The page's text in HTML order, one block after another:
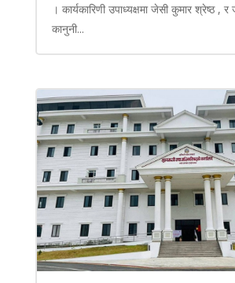
। कार्यकारिणी उपाध्यक्षमा जेसी कुमार श्रेष्ठ ,
कानुनी...